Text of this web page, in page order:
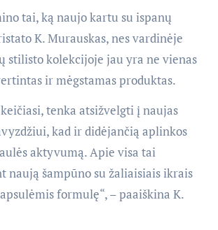
tai, ką naujo kartu su ispanų
K. Murauskas, nes vardinėje
stilisto kolekcijoje jau yra ne vienas
ir mėgstamas produktas.
tenka atsižvelgti į naujas
kad ir didėjančią aplinkos
aktyvumą. Apie visa tai
naują šampūno su žaliaisiais ikrais
formulę“, – paaiškina K.